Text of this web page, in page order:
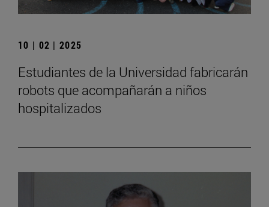
10 | 02 | 2025
Estudiantes de la Universidad fabricarán
robots que acompañarán a niños
hospitalizados